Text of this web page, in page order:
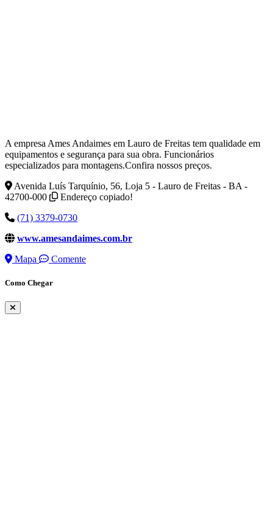
A empresa Ames Andaimes em Lauro de Freitas tem qualidade em
equipamentos e segurança para sua obra. Funcionários
especializados para montagens.Confira nossos preços.
Avenida Luís Tarquínio, 56, Loja 5 - Lauro de Freitas - BA -
42700-000
Endereço copiado!
(71) 3379-0730
www.amesandaimes.com.br
Mapa
Comente
Como Chegar